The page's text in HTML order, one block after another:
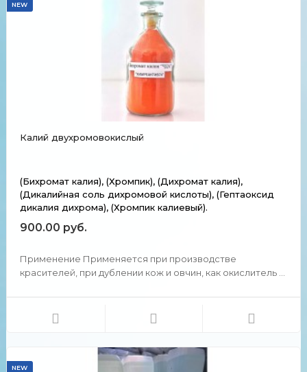
NEW
Калий двухромовокислый
(Бихромат калия), (Хромпик), (Дихромат калия),
(Дикалийная соль дихромовой кислоты), (Гептаоксид
дикалия дихрома), (Хромпик калиевый).
900.00 руб.
Применение Применяется при производстве
красителей, при дублении кож и овчин, как окислитель в
охлаждающую жидкость для предохранения двигателя
NEW